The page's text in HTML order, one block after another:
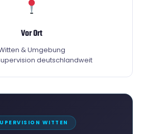
Vor Ort
& Umgebung
deutschlandweit
WITTEN